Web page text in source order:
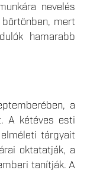
nevelés
mert
hamarabb
a
A kétéves esti
tárgyait
oktatatják, a
tanítják. A